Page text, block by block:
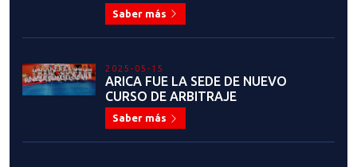
Saber más
2025-05-15
ARICA FUE LA SEDE DE NUEVO
CURSO DE ARBITRAJE
Saber más